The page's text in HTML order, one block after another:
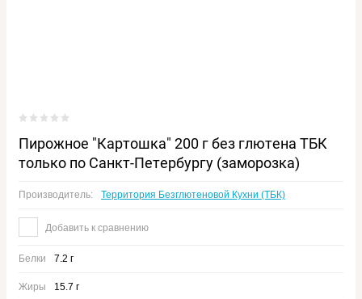
Пирожное "Картошка" 200 г без глютена ТБК
только по Санкт-Петербургу (заморозка)
Производитель: Территория Безглютеновой Кухни (ТБК)
Добавить к сравнению
Белки 7.2 г
Жиры 15.7 г